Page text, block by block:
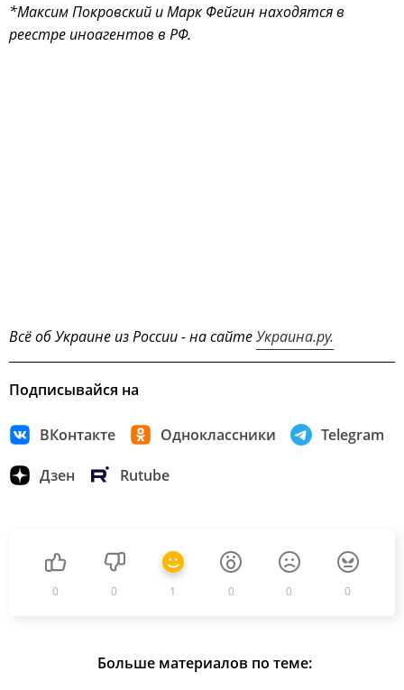
*Максим Покровский и Марк Фейгин находятся в
реестре иноагентов в РФ.
Всё об Украине из России - на сайтеУкраина.ру.
Подписывайся на
ВКонтакте Одноклассники Telegram
Дзен Rutube
0 0 1 0 0 0
Больше материалов по теме: